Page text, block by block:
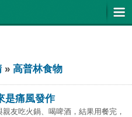
» 高普林食物
是痛風發作
友吃火鍋、喝啤酒，結果用餐完，